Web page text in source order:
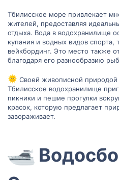
Тбилисское море привлекает
жителей, предоставляя
отдыха. Вода в водохранилище
купания и водных видов
вейкбординг. Это место также
благодаря его разнообразию
Своей живописной
Тбилисское водохранилище
пикники и пешие прогулки
красок, которую предлагает
завораживает.